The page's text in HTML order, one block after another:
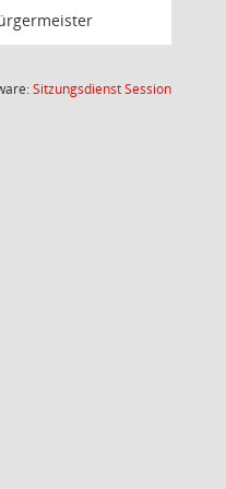
SitzungsdienstSession(Wird in